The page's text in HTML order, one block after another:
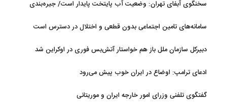
سخنگوی آبفای تهران: وضعیت آب پایتخت پایدار است/ جیره‌بندی
سامانه‌های تامین اجتماعی بدون قطعی و اختلال در دسترس است
دبیرکل سازمان ملل باز هم خواستار آتش‌بس فوری در اوکراین شد
ادعای ترامپ: اوضاع در ایران خوب پیش می‌رود
گفتگوی تلفنی وزرای امور خارجه ایران و موریتانی